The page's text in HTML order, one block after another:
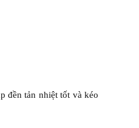
đền tản nhiệt tốt và kéo